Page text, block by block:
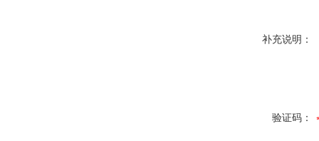
补充说明：
验证码：